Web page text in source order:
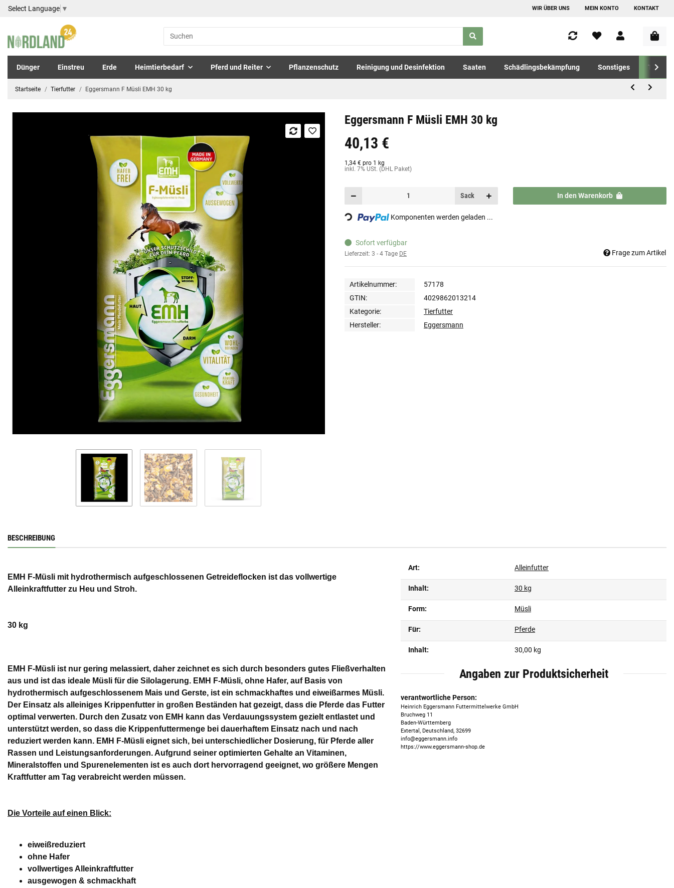
Select Language ▼ WIR ÜBER UNS MEIN KONTO KONTAKT
Dünger Einstreu Erde Heimtierbedarf Pferd und Reiter Pflanzenschutz Reinigung und Desinfektion Saaten Schädlingsbekämpfung Sonstiges
Startseite Tierfutter Eggersmann F Müsli EMH 30 kg
Eggersmann F Müsli EMH 30 kg
40,13 €
1,34 € pro 1 kg
inkl. 7% USt. (DHL Paket)
Sack In den Warenkorb
Loading... Komponenten werden geladen ...
Sofort verfügbar
Lieferzeit: 3 - 4 Tage DE Frage zum Artikel
Artikelnummer:
57178
GTIN:
4029862013214
Kategorie:
Tierfutter
Hersteller:
Eggersmann
BESCHREIBUNG
EMH F-Müsli mit hydrothermisch aufgeschlossenen Getreideflocken ist das vollwertige
Alleinkraftfutter zu Heu und Stroh.
30 kg
EMH F-Müsli ist nur gering melassiert, daher zeichnet es sich durch besonders gutes Fließverhalten
aus und ist das ideale Müsli für die Silolagerung. EMH F-Müsli, ohne Hafer, auf Basis von
hydrothermisch aufgeschlossenem Mais und Gerste, ist ein schmackhaftes und eiweißarmes Müsli.
Der Einsatz als alleiniges Krippenfutter in großen Beständen hat gezeigt, dass die Pferde das Futter
optimal verwerten. Durch den Zusatz von EMH kann das Verdauungssystem gezielt entlastet und
unterstützt werden, so dass die Krippenfuttermenge bei dauerhaftem Einsatz nach und nach
reduziert werden kann. EMH F-Müsli eignet sich, bei unterschiedlicher Dosierung, für Pferde aller
Rassen und Leistungsanforderungen. Aufgrund seiner optimierten Gehalte an Vitaminen,
Mineralstoffen und Spurenelementen ist es auch dort hervorragend geeignet, wo größere Mengen
Kraftfutter am Tag verabreicht werden müssen.
Die Vorteile auf einen Blick:
eiweißreduziert
ohne Hafer
vollwertiges Alleinkraftfutter
ausgewogen & schmackhaft
Art: Alleinfutter
Inhalt: 30 kg
Form: Müsli
Für: Pferde
Inhalt: 30,00 kg
Angaben zur Produktsicherheit
verantwortliche Person:
Heinrich Eggersmann Futtermittelwerke GmbH
Bruchweg 11
Baden-Württemberg
Extertal, Deutschland, 32699
info@eggersmann.info
https://www.eggersmann-shop.de